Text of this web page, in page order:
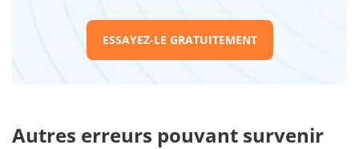
ESSAYEZ-LE GRATUITEMENT
Autres erreurs pouvant survenir